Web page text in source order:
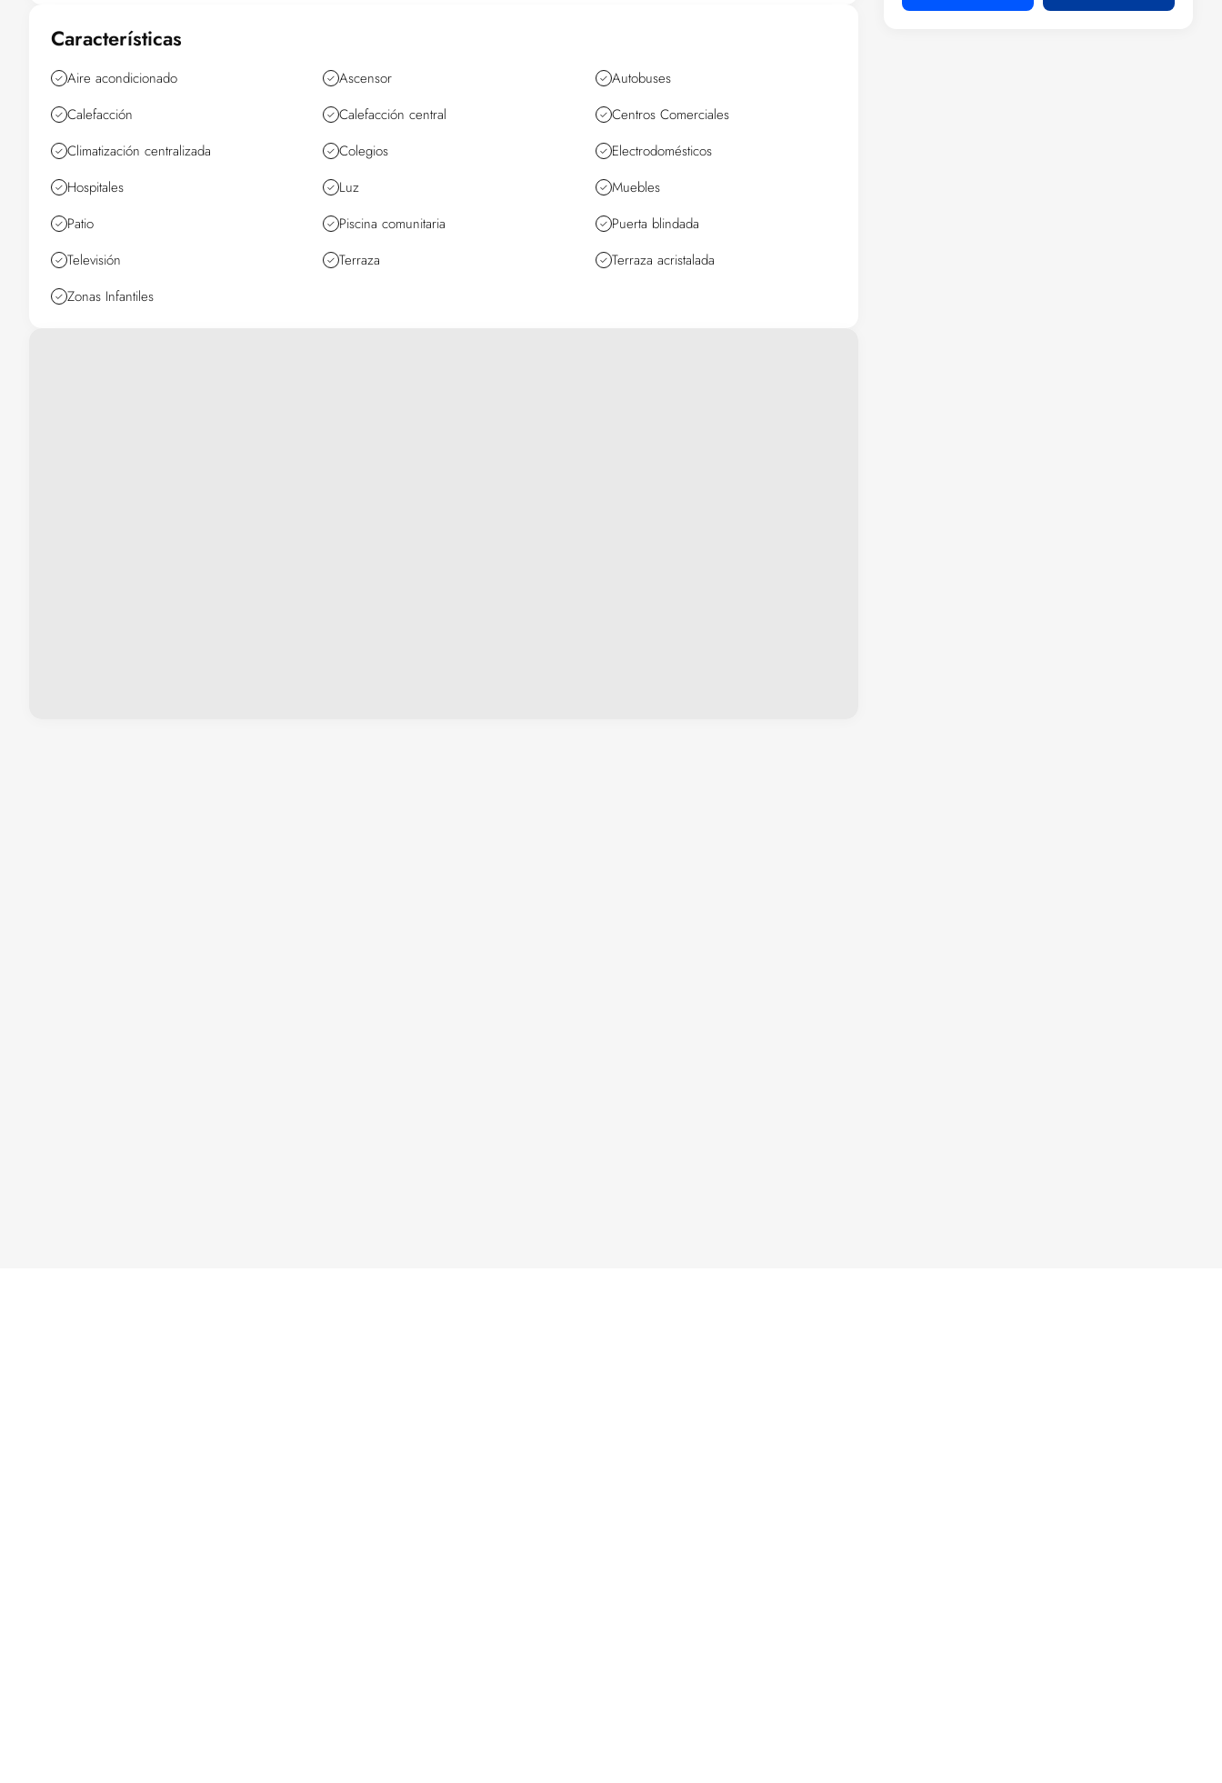
Características
Aire acondicionado Ascensor
Autobuses
Calefacción
Calefacción central
Centros Comerciales
Climatización centralizada
Colegios
Electrodomésticos
Hospitales
Luz
Muebles
Patio
Piscina comunitaria
Puerta blindada
Televisión
Terraza
Terraza acristalada
Zonas Infantiles